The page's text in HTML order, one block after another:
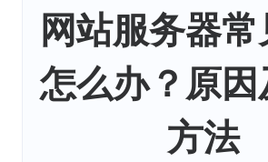
网站服务器
怎么办？原
方法